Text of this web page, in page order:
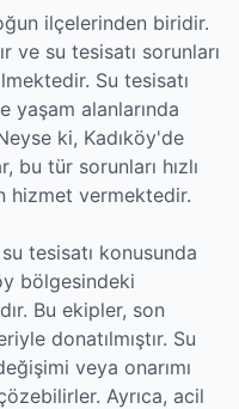
ilçelerinden biridir.
ve su tesisatı sorunları
Su tesisatı
yaşam alanlarında
ki, Kadıköy'de
bu tür sorunları hızlı
hizmet vermektedir.
tesisatı konusunda
bölgesindeki
Bu ekipler, son
donatılmıştır. Su
veya onarımı
Ayrıca, acil